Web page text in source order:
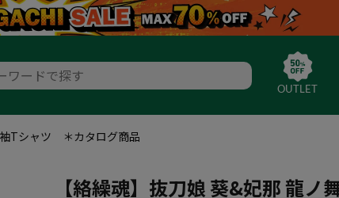
OUTLET
袖Tシャツ ＊カタログ商品
【絡繰魂】抜刀娘 葵&妃那 龍